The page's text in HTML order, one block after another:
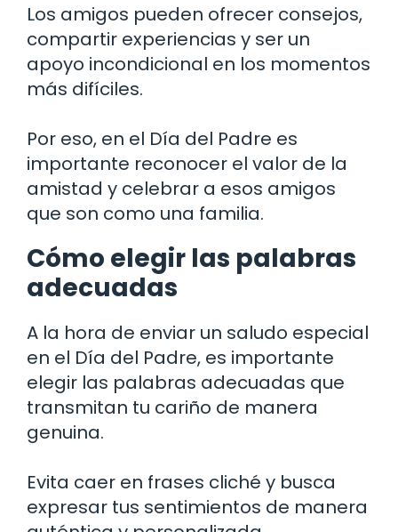
Los amigos pueden ofrecer consejos,
compartir experiencias y ser un
apoyo incondicional en los momentos
más difíciles.
Por eso, en el Día del Padre es
importante reconocer el valor de la
amistad y celebrar a esos amigos
que son como una familia.
Cómo elegir las palabras
adecuadas
A la hora de enviar un saludo especial
en el Día del Padre, es importante
elegir las palabras adecuadas que
transmitan tu cariño de manera
genuina.
Evita caer en frases cliché y busca
expresar tus sentimientos de manera